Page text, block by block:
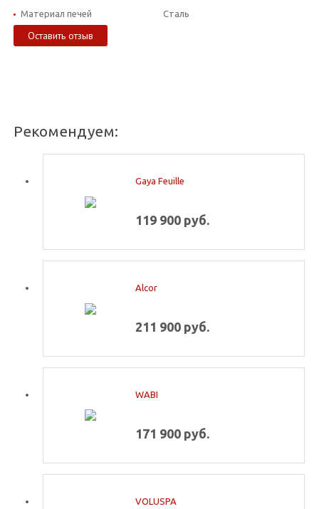
Материал печей Сталь
Оставить отзыв
Рекомендуем:
Gaya Feuille
119 900 руб.
Alcor
211 900 руб.
WABI
171 900 руб.
VOLUSPA